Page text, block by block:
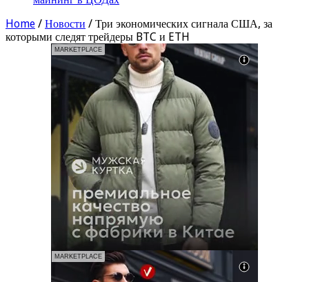
Home / Новости / Три экономических сигнала США, за
которыми следят трейдеры BTC и ETH
MARKETPLACE
MARKETPLACE